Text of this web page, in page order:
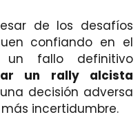
de los desafíos
confiando en el
un fallo definitivo
un rally alcista
decisión adversa
incertidumbre.